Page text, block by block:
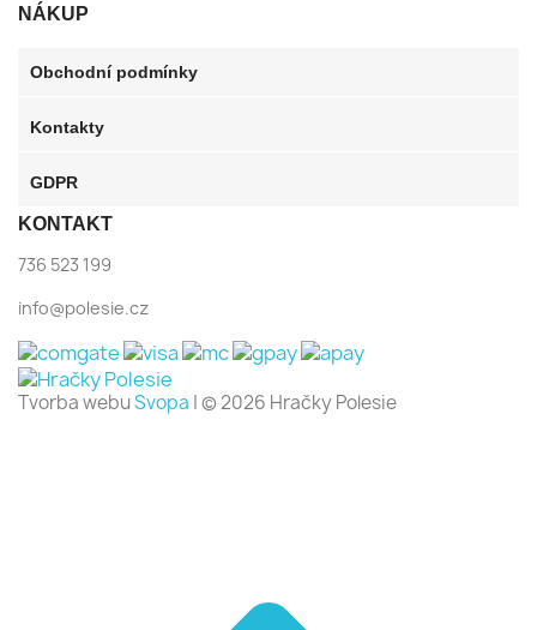
NÁKUP
Obchodní podmínky
Kontakty
GDPR
KONTAKT
736 523 199
info@polesie.cz
Tvorba webuSvopa | © 2026 Hračky Polesie